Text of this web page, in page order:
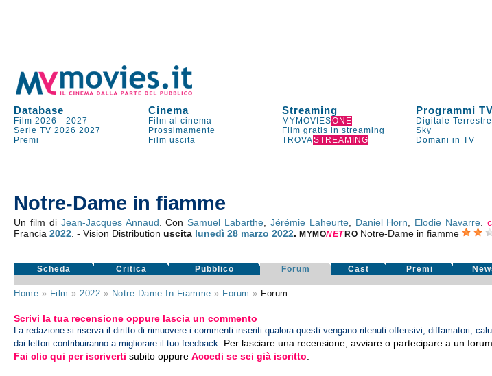
Database Cinema Streaming Programmi TV
Film 2026 -2027 Film al cinema MYMOVIESONE Digitale Terrestre
Serie TV 2026 2027 Prossimamente Film gratis in streaming Sky
Premi
Film uscita TROVASTREAMING Domani in TV
Notre-Dame in fiamme
Un film di Jean-Jacques Annaud . ConSamuel Labarthe Jérémie Laheurte, Daniel Horn Elodie Navarre
Francia2022 . - Vision Distributionuscita lunedì 28 marzo 2022.MYMONET RO Notre-Dame in fiamme
Scheda Critica Pubblico Forum Cast Premi
Home » Film » 2022 » Notre-Dame In Fiamme » Forum » Forum
Scrivi la tua recensione oppure lascia un commento
La redazione si riserva il diritto di rimuovere i commenti inseriti qualora questi vengano ritenuti offensivi, diffamatori,
dai lettori contribuiranno a migliorare il tuo feedback. Per lasciare una recensione, avviare o partecipare a un
Fai clic qui per iscriverti subito oppureAccedi se sei già iscritto